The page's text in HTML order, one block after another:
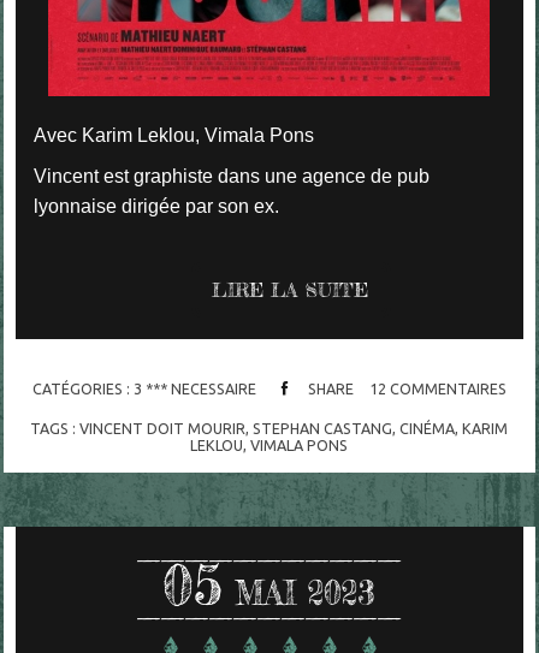
Avec Karim Leklou, Vimala Pons
Vincent est graphiste dans une agence de pub
lyonnaise dirigée par son ex.
LIRE LA SUITE
CATÉGORIES : 3 *** NECESSAIRE SHARE 12 COMMENTAIRES
TAGS :VINCENT DOIT MOURIR,STEPHAN CASTANG,CINÉMA,KARIM
LEKLOU,VIMALA PONS
05 MAI 2023